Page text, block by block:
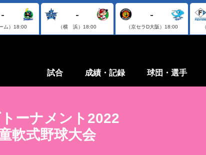
-
ム） 18:00
-
（横 浜） 18:00
-
（京セラD大阪） 18:00
試合 成績・記録 球団・選手
ーナメント2022
軟式野球大会